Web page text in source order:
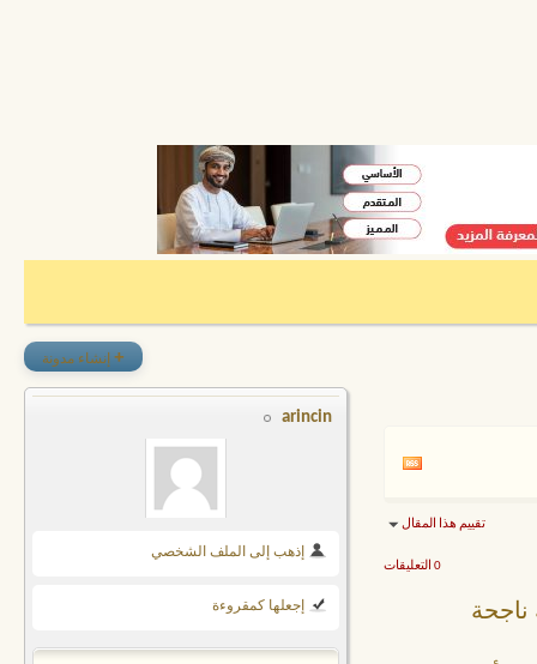
تقييم هذا المقال
0 التعليقات
ناجحة
+ إنشاء مدونة
arincin
إذهب إلى الملف الشخصي
إجعلها كمقروءة